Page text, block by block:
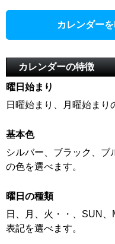
カレンダー
カレンダーの特徴
曜日始まり
日曜始まり、月曜始まり
基本色
シルバー、ブラック、ブ
の色を選べます。
曜日の種類
日、月、火・・、SUN
表記を選べます。